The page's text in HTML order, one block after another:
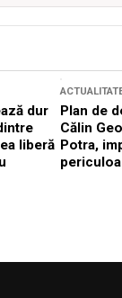
dur
liberă
Plan de
Călin
Potra,